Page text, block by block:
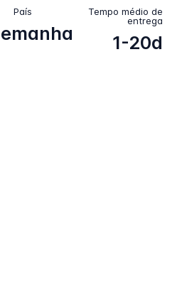
País
Tempo médio de
entrega
1-20d